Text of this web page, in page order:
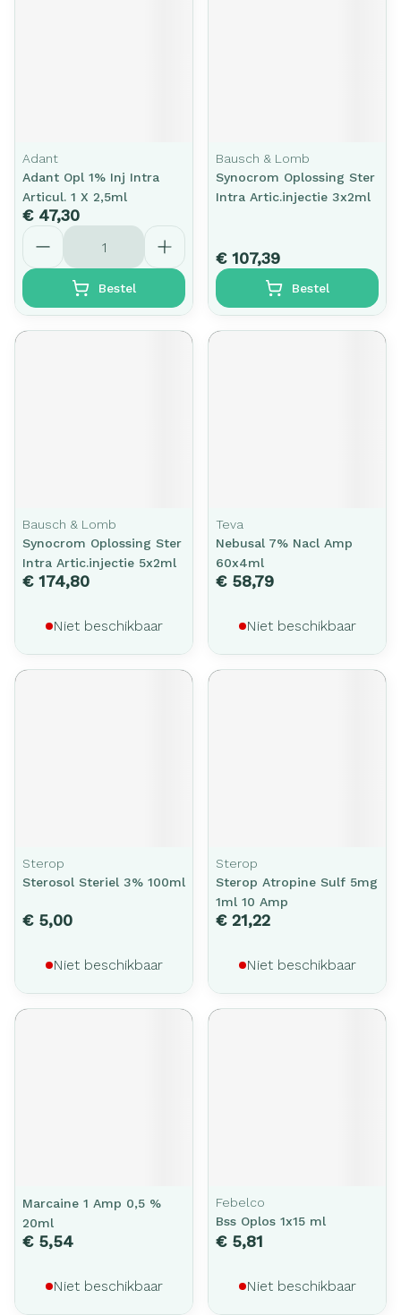
Adant
Adant Opl 1% Inj Intra
Articul. 1 X 2,5ml
€ 47,30
Aantal
Bestel
Bausch & Lomb
Synocrom Oplossing Ster
Intra Artic.injectie 3x2ml
€ 107,39
Bestel
Bausch & Lomb
Synocrom Oplossing Ster
Intra Artic.injectie 5x2ml
€ 174,80
Niet beschikbaar
Teva
Nebusal 7% Nacl Amp
60x4ml
€ 58,79
Niet beschikbaar
Sterop
Sterosol Steriel 3% 100ml
€ 5,00
Niet beschikbaar
Sterop
Sterop Atropine Sulf 5mg
1ml 10 Amp
€ 21,22
Niet beschikbaar
Marcaine 1 Amp 0,5 %
20ml
€ 5,54
Niet beschikbaar
Febelco
Bss Oplos 1x15 ml
€ 5,81
Niet beschikbaar